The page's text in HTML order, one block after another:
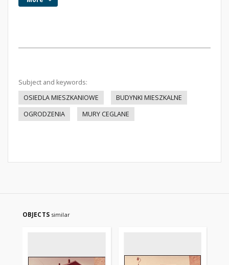
Subject and keywords:
OSIEDLA MIESZKANIOWE
BUDYNKI MIESZKALNE
OGRODZENIA
MURY CEGLANE
OBJECTS similar